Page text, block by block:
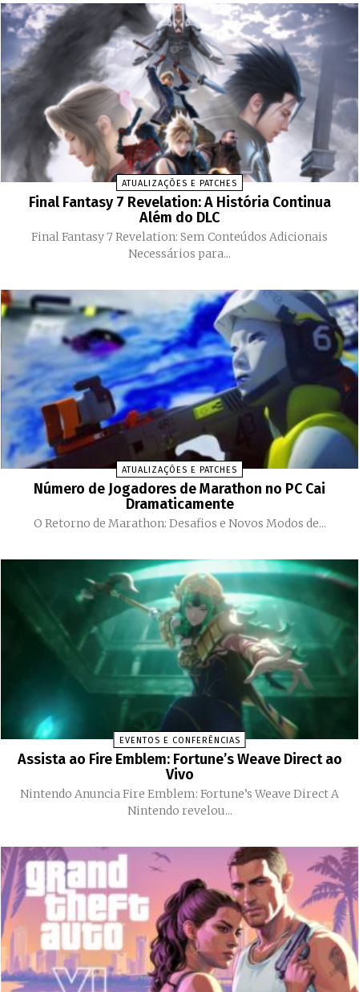
ATUALIZAÇÕES E PATCHES
Final Fantasy 7 Revelation: A História Continua
Além do DLC
Final Fantasy 7 Revelation: Sem Conteúdos Adicionais
Necessários para...
ATUALIZAÇÕES E PATCHES
Número de Jogadores de Marathon no PC Cai
Dramaticamente
O Retorno de Marathon: Desafios e Novos Modos de...
EVENTOS E CONFERÊNCIAS
Assista ao Fire Emblem: Fortune’s Weave Direct ao
Vivo
Nintendo Anuncia Fire Emblem: Fortune’s Weave Direct A
Nintendo revelou...